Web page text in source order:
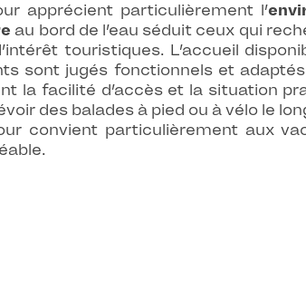
apprécient particulièrement l’
au bord de l’eau séduit ceux qui
touristiques. L’accueil
sont jugés fonctionnels et
la facilité d’accès et la situation
des balades à pied ou à vélo le
convient particulièrement aux